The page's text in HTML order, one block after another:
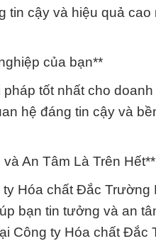
cậy và hiệu quả
của bạn**
tốt nhất cho
hệ đáng tin cậy và
An Tâm Là Trên Hết**
Hóa chất Đắc
bạn tin tưởng và an
Công ty Hóa chất Đắc